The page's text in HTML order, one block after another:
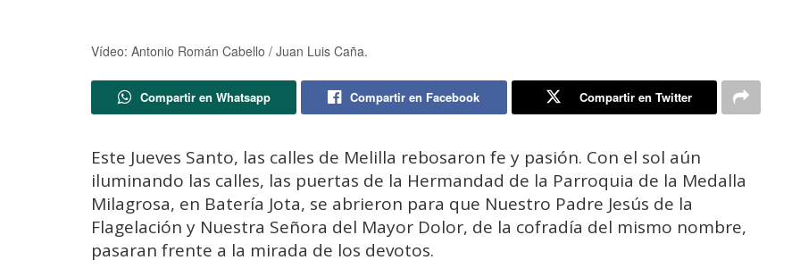
Vídeo: Antonio Román Cabello / Juan Luis Caña.
Compartir en Whatsapp Compartir en Facebook Compartir en Twitter
Este Jueves Santo, las calles de Melilla rebosaron fe y pasión. Con el sol aún
iluminando las calles, las puertas de la Hermandad de la Parroquia de la Medalla
Milagrosa, en Batería Jota, se abrieron para que Nuestro Padre Jesús de la
Flagelación y Nuestra Señora del Mayor Dolor, de la cofradía del mismo nombre,
pasaran frente a la mirada de los devotos.